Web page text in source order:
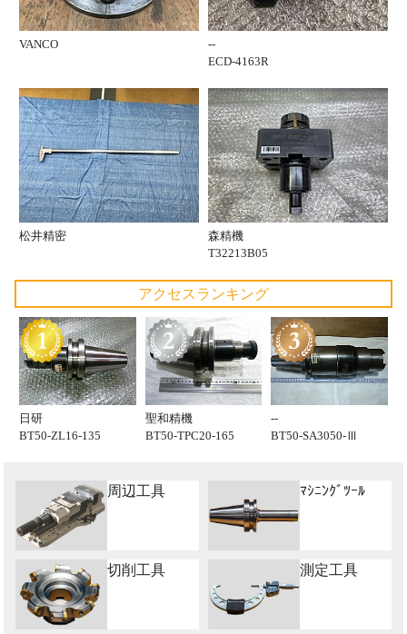
VANCO
--
ECD-4163R
松井精密
森精機
T32213B05
アクセスランキング
日研
BT50-ZL16-135
聖和精機
BT50-TPC20-165
--
BT50-SA3050-Ⅲ
周辺工具 ﾏｼﾆﾝｸﾞﾂｰﾙ
切削工具 測定工具